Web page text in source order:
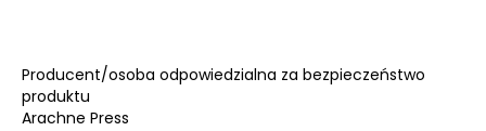
Producent/osoba odpowiedzialna za bezpieczeństwo
produktu
Arachne Press